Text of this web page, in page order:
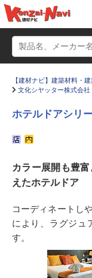
かたなび
Q＆A
お気に入り
【建材ナビ】建築材料・
文化シヤッター株式会社
ホテルドアシリ
カラー展開も豊
えたホテルドア
コーディネートし
により、ラグジュ
す。